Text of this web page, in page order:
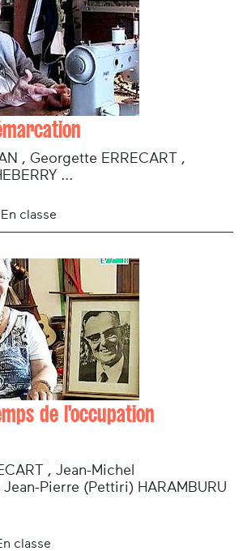
, Georgette ERRECART ,
...
En classe
de l'occupation
, Jean-Michel
Jean-Pierre (Pettiri) HARAMBURU
classe